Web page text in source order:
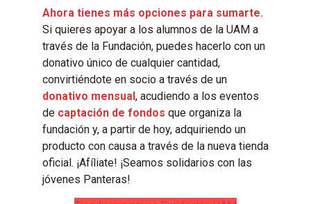
Ahora tienes más opciones para sumarte.
Si quieres apoyar a los alumnos de la UAM a
través de la Fundación, puedes hacerlo con un
donativo único de cualquier cantidad,
convirtiéndote en socio a través de un
donativo mensual, acudiendo a los eventos
de captación de fondos que organiza la
fundación y, a partir de hoy, adquiriendo un
producto con causa a través de la nueva tienda
oficial. ¡Afíliate! ¡Seamos solidarios con las
jóvenes Panteras!